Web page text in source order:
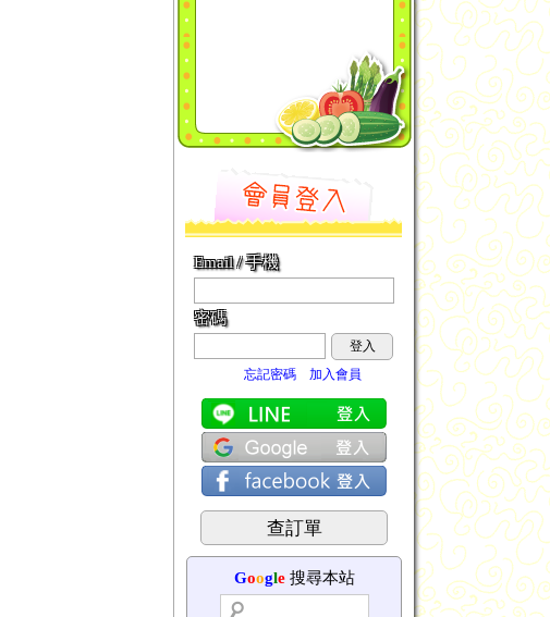
Email / 手機
密碼
登入
忘記密碼
加入會員
查訂單
Google搜尋本站